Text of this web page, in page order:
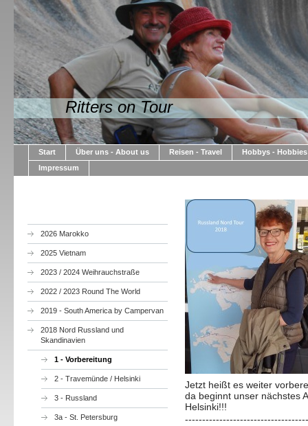
Ritters on Tour
Start Über uns - About us Reisen - Travel
Hobbys - Hobbies
Impressum
2026 Marokko
2025 Vietnam
2023 / 2024 Weihrauchstraße
2022 / 2023 Round The World
2019 - South America by Campervan
2018 Nord Russland und
Skandinavien
1 - Vorbereitung
2 - Travemünde / Helsinki
3 - Russland
3a - St. Petersburg
Jetzt heißt es weiter
da beginnt unser nächstes
Helsinki!!!